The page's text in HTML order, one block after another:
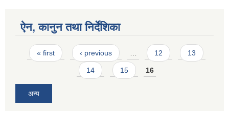
ऐन, कानुन तथा निर्देशिका
Pages
« first ‹ previous 12 13
14 15 16
अन्य